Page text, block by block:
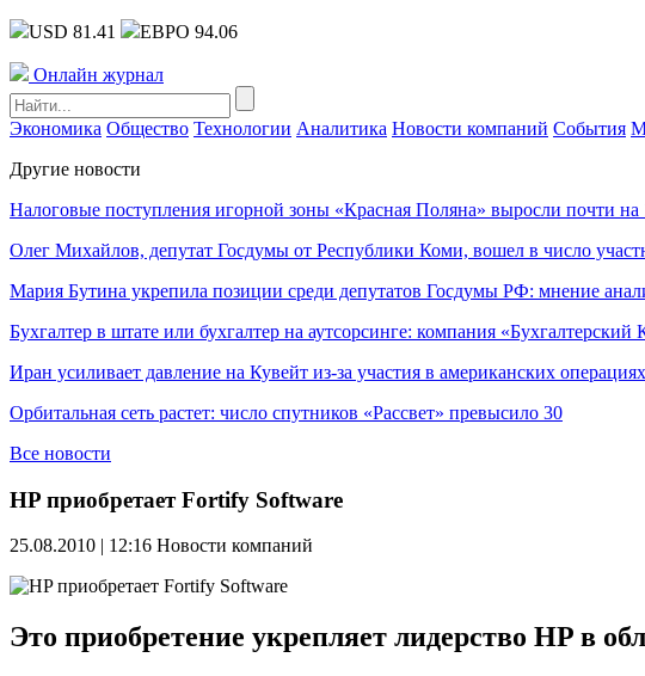
USD 81.41 ЕВРО 94.06
Онлайн журнал
Экономика Общество Технологии Аналитика Новости компаний События
Другие новости
Налоговые поступления игорной зоны «Красная Поляна» выросли почти на
Олег Михайлов, депутат Госдумы от Республики Коми, вошел в число
Мария Бутина укрепила позиции среди депутатов Госдумы РФ: мнение
Бухгалтер в штате или бухгалтер на аутсорсинге: компания «Бухгалтерский
Иран усиливает давление на Кувейт из-за участия в американских операциях
Орбитальная сеть растет: число спутников «Рассвет» превысило 30
Все новости
HP приобретает Fortify Software
25.08.2010 | 12:16 Новости компаний
Это приобретение укрепляет лидерство HP в